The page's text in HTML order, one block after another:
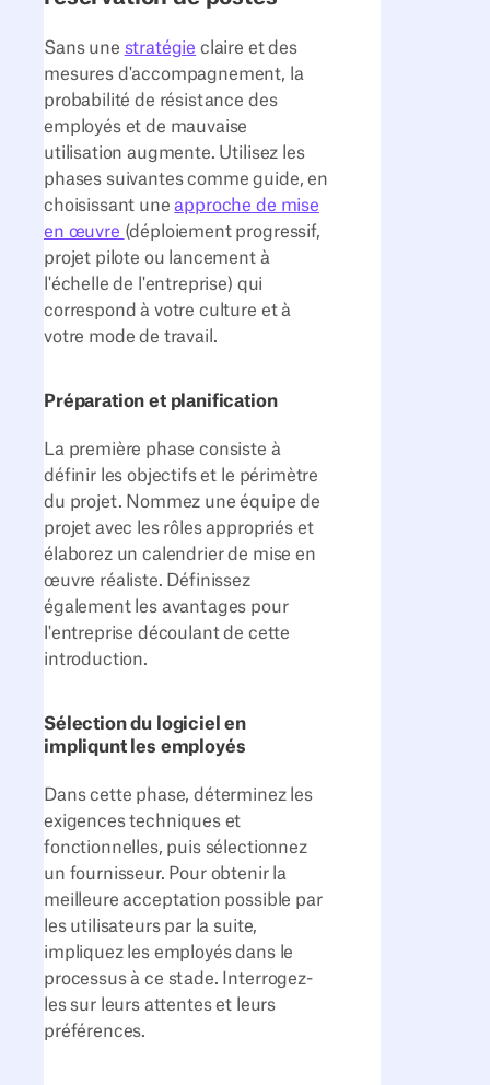
Sans une stratégie claire et des
mesures d'accompagnement, la
probabilité de résistance des
employés et de mauvaise
utilisation augmente. Utilisez les
phases suivantes comme guide, en
choisissant uneapproche de mise
en œuvre (déploiement progressif,
projet pilote ou lancement à
l'échelle de l'entreprise) qui
correspond à votre culture et à
votre mode de travail.
Préparation et planification
La première phase consiste à
définir les objectifs et le périmètre
du projet. Nommez une équipe de
projet avec les rôles appropriés et
élaborez un calendrier de mise en
œuvre réaliste. Définissez
également les avantages pour
l'entreprise découlant de cette
introduction.
Sélection du logiciel en
impliqunt les employés
Dans cette phase, déterminez les
exigences techniques et
fonctionnelles, puis sélectionnez
un fournisseur. Pour obtenir la
meilleure acceptation possible par
les utilisateurs par la suite,
impliquez les employés dans le
processus à ce stade. Interrogez-
les sur leurs attentes et leurs
préférences.